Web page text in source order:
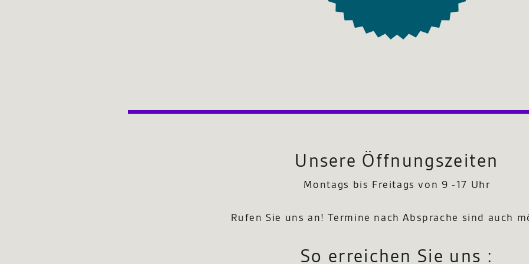
Unsere Öffnungszeiten
Montags bis Freitags von 9 -17 Uhr
Rufen Sie uns an! Termine nach Absprache sind auch
So erreichen Sie uns :